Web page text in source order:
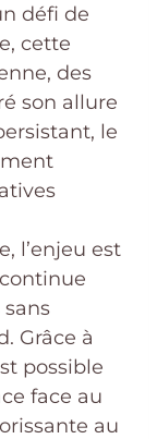
défi de
cette
des
son allure
le
l’enjeu est
sans
Grâce à
possible
face au
au